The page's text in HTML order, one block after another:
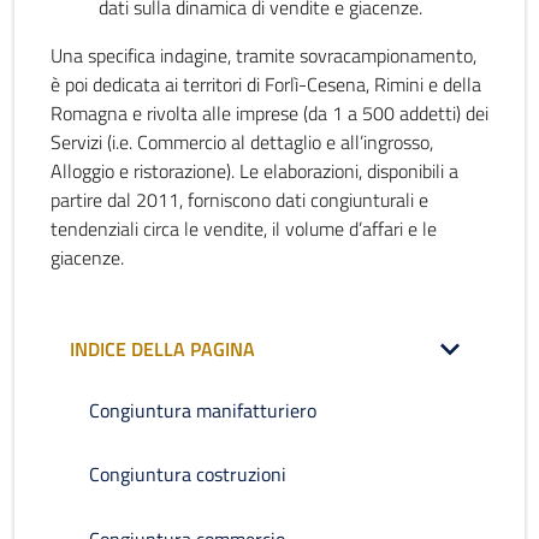
dati sulla dinamica di vendite e giacenze.
Una specifica indagine, tramite sovracampionamento,
è poi dedicata ai territori di Forlì-Cesena, Rimini e della
Romagna e rivolta alle imprese (da 1 a 500 addetti) dei
Servizi (i.e. Commercio al dettaglio e all’ingrosso,
Alloggio e ristorazione). Le elaborazioni, disponibili a
partire dal 2011, forniscono dati congiunturali e
tendenziali circa le vendite, il volume d’affari e le
giacenze.
INDICE DELLA PAGINA
Congiuntura manifatturiero
Congiuntura costruzioni